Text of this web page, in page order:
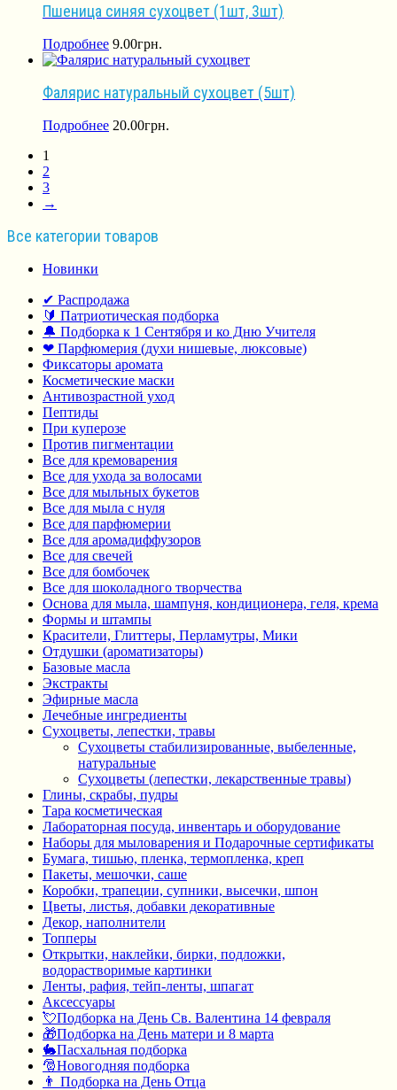
Пшеница синяя сухоцвет (1шт, 3шт)
Подробнее 9.00грн.
Фалярис натуральный сухоцвет (5шт)
Подробнее 20.00грн.
1
2
3
→
Все категории товаров
Новинки
✔ Распродажа
🔰 Патриотическая подборка
🔔 Подборка к 1 Сентября и ко Дню Учителя
❤ Парфюмерия (духи нишевые, люксовые)
Фиксаторы аромата
Косметические маски
Антивозрастной уход
Пептиды
При куперозе
Против пигментации
Все для кремоварения
Все для ухода за волосами
Все для мыльных букетов
Все для мыла с нуля
Все для парфюмерии
Все для аромадиффузоров
Все для свечей
Все для бомбочек
Все для шоколадного творчества
Основа для мыла, шампуня, кондиционера, геля, крема
Формы и штампы
Красители, Глиттеры, Перламутры, Мики
Отдушки (ароматизаторы)
Базовые масла
Экстракты
Эфирные масла
Лечебные ингредиенты
Сухоцветы, лепестки, травы
Сухоцветы стабилизированные, выбеленные,
натуральные
Сухоцветы (лепестки, лекарственные травы)
Глины, скрабы, пудры
Тара косметическая
Лабораторная посуда, инвентарь и оборудование
Наборы для мыловарения и Подарочные сертификаты
Бумага, тишью, пленка, термопленка, креп
Пакеты, мешочки, саше
Коробки, трапеции, супники, высечки, шпон
Цветы, листья, добавки декоративные
Декор, наполнители
Топперы
Открытки, наклейки, бирки, подложки,
водорастворимые картинки
Ленты, рафия, тейп-ленты, шпагат
Аксессуары
💘Подборка на День Св. Валентина 14 февраля
🎁Подборка на День матери и 8 марта
🐇Пасхальная подборка
🎅Новогодняя подборка
👨 Подборка на День Отца